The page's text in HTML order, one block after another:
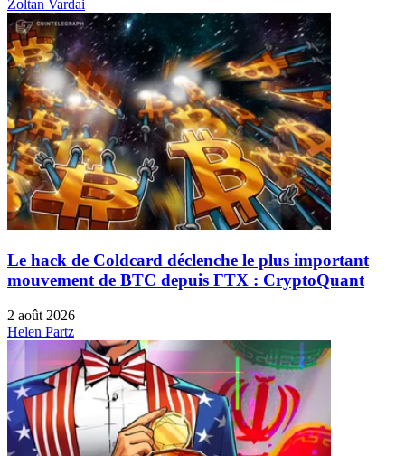
Zoltan Vardai
Le hack de Coldcard déclenche le plus important
mouvement de BTC depuis FTX : CryptoQuant
2 août 2026
Helen Partz